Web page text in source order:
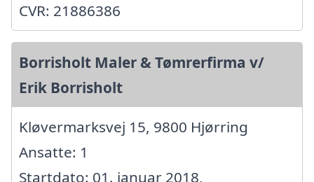
CVR: 21886386
Borrisholt Maler & Tømrerfirma v/
Erik Borrisholt
Kløvermarksvej 15, 9800 Hjørring
Ansatte: 1
Startdato: 01. januar 2018,